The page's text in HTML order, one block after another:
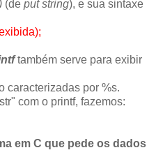
(de put string), e sua sintaxe
também serve para exibir
caracterizadas por %s.
com o printf, fazemos:
em C que pede os dados